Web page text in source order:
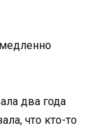
два года
что кто-то